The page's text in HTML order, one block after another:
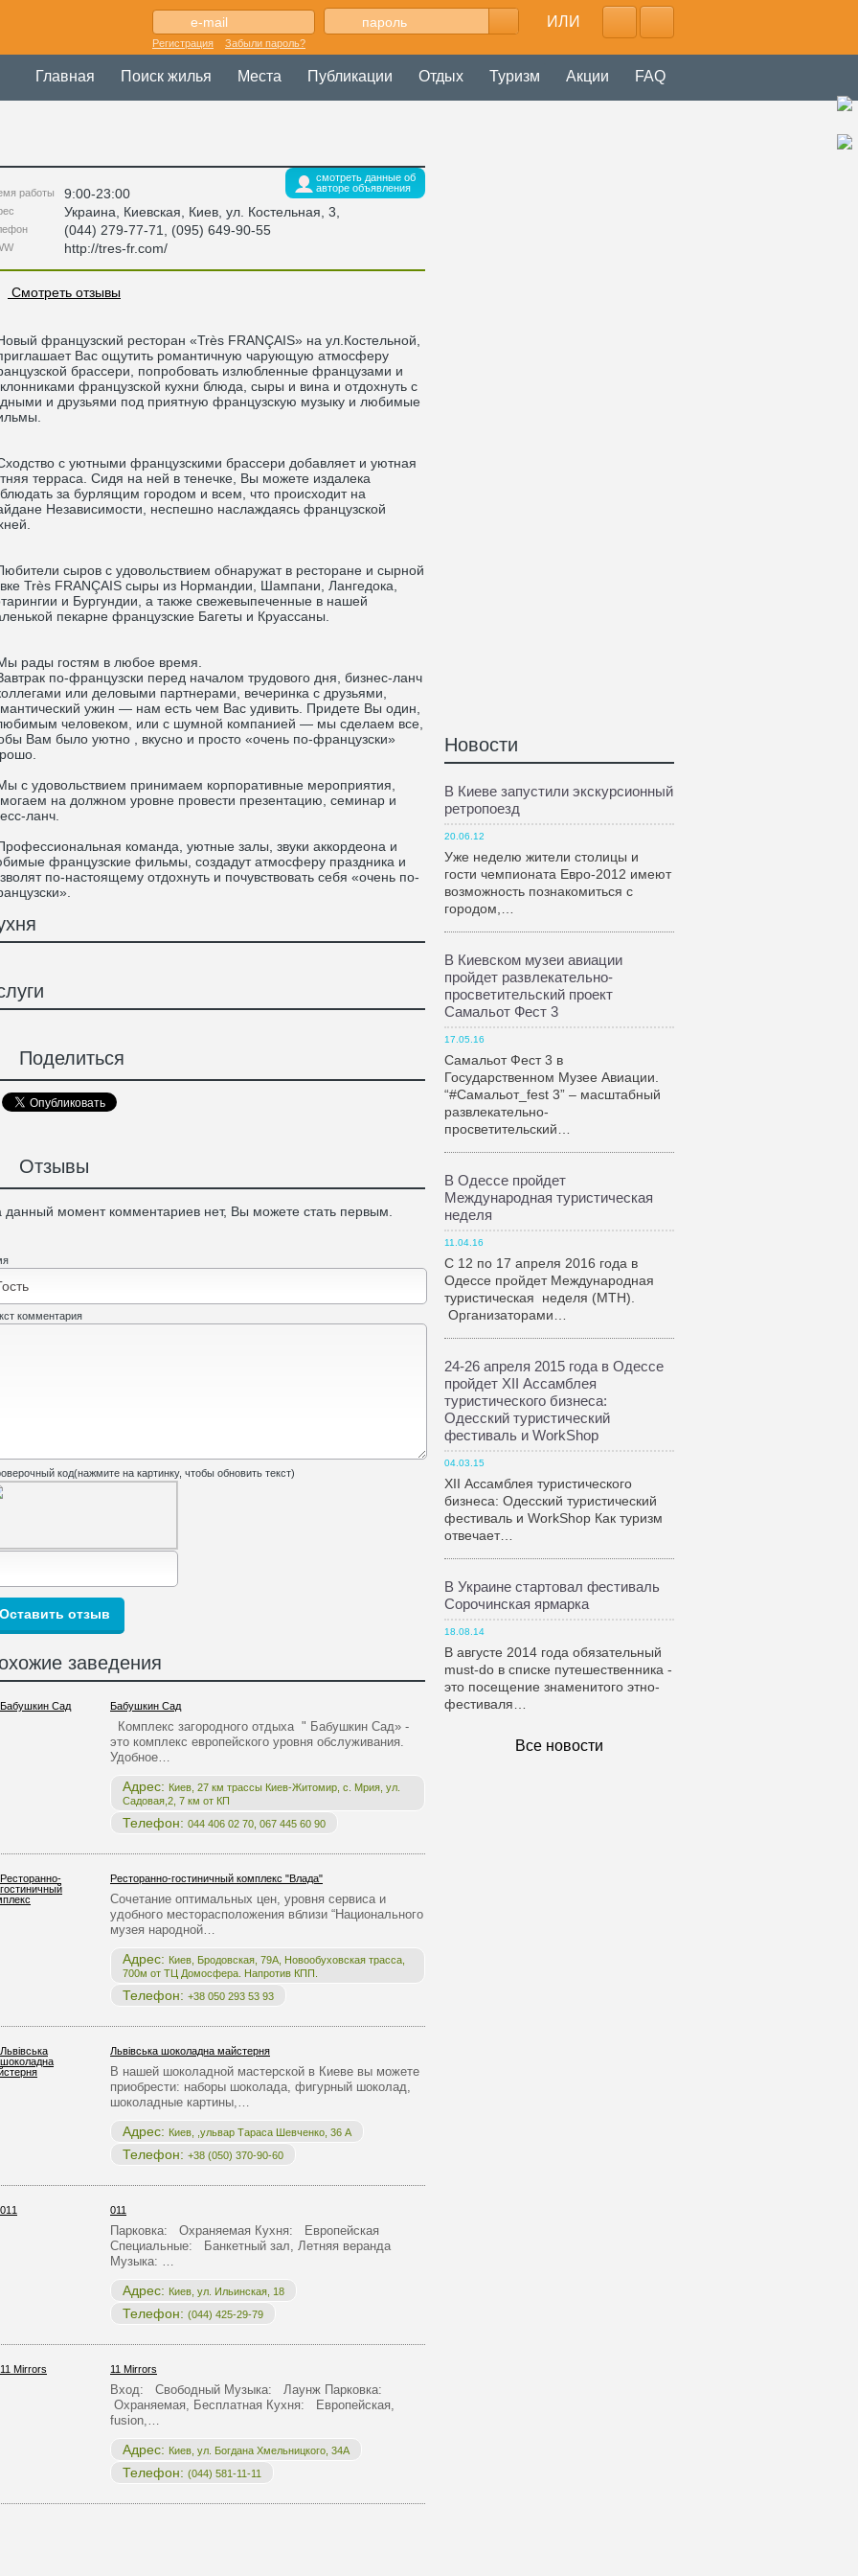
ИЛИ
Регистрация Забыли пароль?
Главная Поиск жилья Места Публикации Отдых Туризм Акции FAQ
смотреть данные об
авторе объявления
работы 9:00-23:00
Украина Киевская , Киев, ул. Костельная, 3
(044) 279-77-71, (095) 649-90-55
http://tres-fr.com/
Смотреть отзывы
французский ресторан «Très FRANÇAIS» на ул.Костельной,
Вас ощутить романтичную чарующую атмосферу
брассери, попробовать излюбленные французами и
французской кухни блюда, сыры и вина и отдохнуть с
и друзьями под приятную французскую музыку и любимые
с уютными французскими брассери добавляет и уютная
терраса. Сидя на ней в тенечке, Вы можете издалека
за бурлящим городом и всем, что происходит на
Независимости, неспешно наслаждаясь французской
сыров с удовольствием обнаружат в ресторане и сырной
Très FRANÇAIS сыры из Нормандии, Шампани, Лангедока,
и Бургундии, а также свежевыпеченные в нашей
пекарне французские Багеты и Круассаны.
рады гостям в любое время.
по-французски перед началом трудового дня, бизнес-ланч
или деловыми партнерами, вечеринка с друзьями,
ужин — нам есть чем Вас удивить. Придете Вы один,
человеком, или с шумной компанией — мы сделаем все,
Вам было уютно , вкусно и просто «очень по-французски»
с удовольствием принимаем корпоративные мероприятия,
на должном уровне провести презентацию, семинар и
ланч.
команда, уютные залы, звуки аккордеона и
французские фильмы, создадут атмосферу праздника и
по-настоящему отдохнуть и почувствовать себя «очень по-
Поделиться
Отзывы
данный момент комментариев нет, Вы можете стать первым.
комментария
код(нажмите на картинку, чтобы обновить текст)
заведения
Бабушкин Сад
Комплекс загородного отдыха " Бабушкин Сад» -
это комплекс европейского уровня обслуживания.
Удобное…
Адрес: Киев, 27 км трассы Киев-Житомир, с. Мрия, ул.
Садовая,2, 7 км от КП
Телефон: 044 406 02 70, 067 445 60 90
Ресторанно-гостиничный комплекс "Влада"
Сочетание оптимальных цен, уровня сервиса и
удобного месторасположения вблизи “Национального
музея народной…
Адрес: Киев, Бродовская, 79А, Новообуховская трасса,
700м от ТЦ Домосфера. Напротив КПП.
Телефон: +38 050 293 53 93
Львівська шоколадна майстерня
В нашей шоколадной мастерской в Киеве вы можете
приобрести: наборы шоколада, фигурный шоколад,
шоколадные картины,…
Адрес: Киев, ,ульвар Тараса Шевченко, 36 А
Телефон: +38 (050) 370-90-60
011
Парковка: Охраняемая Кухня: Европейская
Специальные: Банкетный зал, Летняя веранда
Музыка: …
Адрес: Киев, ул. Ильинская, 18
Телефон: (044) 425-29-79
11 Mirrors
Вход: Свободный Музыка: Лаунж Парковка:
Охраняемая, Бесплатная Кухня: Европейская,
fusion,…
Адрес: Киев, ул. Богдана Хмельницкого, 34А
Телефон: (044) 581-11-11
Новости
В Киеве запустили экскурсионный
ретропоезд
20.06.12
Уже неделю жители столицы и
гости чемпионата Евро-2012 имеют
возможность познакомиться с
городом,…
В Киевском музеи авиации
пройдет развлекательно-
просветительский проект
Самальот Фест 3
17.05.16
Самальот Фест 3 в
Государственном Музее Авиации.
“#Самальот_fest 3” – масштабный
развлекательно-
просветительский…
В Одессе пройдет
Международная туристическая
неделя
11.04.16
С 12 по 17 апреля 2016 года в
Одессе пройдет Международная
туристическая неделя (МТН).
Организаторами…
24-26 апреля 2015 года в Одессе
пройдет XII Ассамблея
туристического бизнеса:
Одесский туристический
фестиваль и WorkShop
04.03.15
XII Ассамблея туристического
бизнеса: Одесский туристический
фестиваль и WorkShop Как туризм
отвечает…
В Украине стартовал фестиваль
Сорочинская ярмарка
18.08.14
В августе 2014 года обязательный
must-do в списке путешественника -
это посещение знаменитого этно-
фестиваля…
Все новости